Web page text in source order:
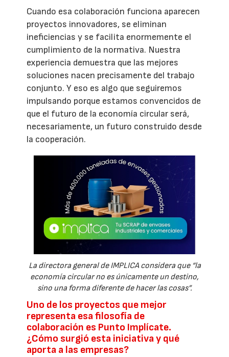
Cuando esa colaboración funciona aparecen
proyectos innovadores, se eliminan
ineficiencias y se facilita enormemente el
cumplimiento de la normativa. Nuestra
experiencia demuestra que las mejores
soluciones nacen precisamente del trabajo
conjunto. Y eso es algo que seguiremos
impulsando porque estamos convencidos de
que el futuro de la economía circular será,
necesariamente, un futuro construido desde
la cooperación.
La directora general de IMPLICA considera que “la
economía circular no es únicamente un destino,
sino una forma diferente de hacer las cosas”.
Uno de los proyectos que mejor
representa esa filosofía de
colaboración es Punto Implícate.
¿Cómo surgió esta iniciativa y qué
aporta a las empresas?